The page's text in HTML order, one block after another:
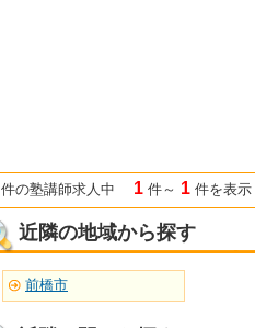
件の塾講師求人中 1 件～ 1 件を表示
近隣の地域から探す
前橋市